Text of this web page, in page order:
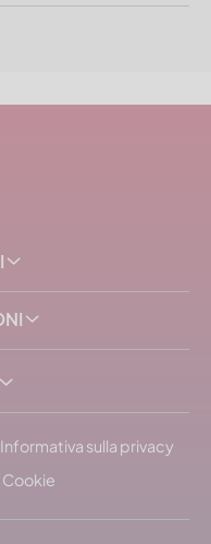
Informativa sulla privacy